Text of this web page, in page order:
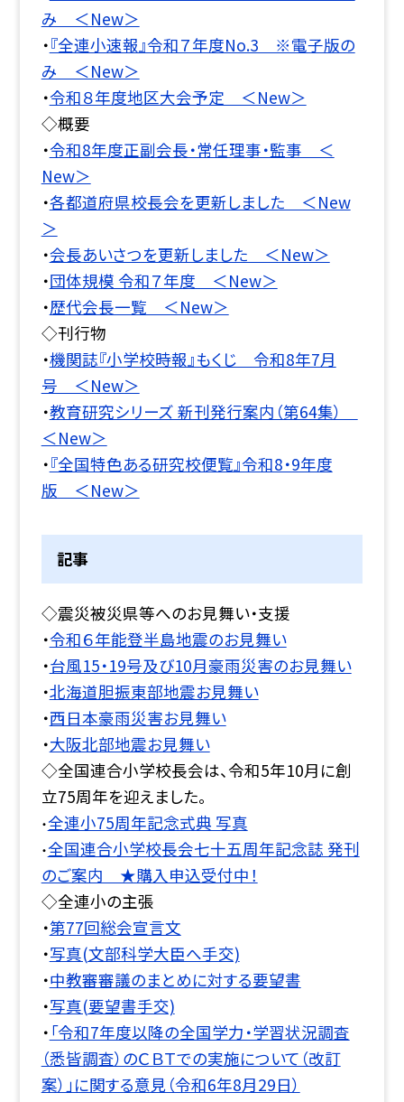
み ＜New＞
・『全連小速報』令和７年度No.3 ※電子版の
み ＜New＞
・令和８年度地区大会予定 ＜New＞
◇概要
・令和8年度正副会長・常任理事・監事 ＜
New＞
・各都道府県校長会を更新しました ＜New
＞
・会長あいさつを更新しました ＜New＞
・団体規模 令和７年度 ＜New＞
・歴代会長一覧 ＜New＞
◇刊行物
・機関誌『小学校時報』もくじ 令和8年7月
号 ＜New＞
・教育研究シリーズ 新刊発行案内（第64集）
＜New＞
・『全国特色ある研究校便覧』令和8・9年度
版 ＜New＞
記事
◇震災被災県等へのお見舞い・支援
・令和６年能登半島地震のお見舞い
・台風15・19号及び10月豪雨災害のお見舞い
・北海道胆振東部地震お見舞い
・西日本豪雨災害お見舞い
・大阪北部地震お見舞い
◇全国連合小学校長会は、令和5年10月に創
立75周年を迎えました。
・全連小75周年記念式典 写真
・全国連合小学校長会七十五周年記念誌 発刊
のご案内 ★購入申込受付中！
◇全連小の主張
・第77回総会宣言文
・写真(文部科学大臣へ手交)
・中教審審議のまとめに対する要望書
・写真(要望書手交)
・ 「令和7年度以降の全国学力・学習状況調査
（悉皆調査）のＣＢＴでの実施について（改訂
案）」に関する意見（令和6年8月29日）